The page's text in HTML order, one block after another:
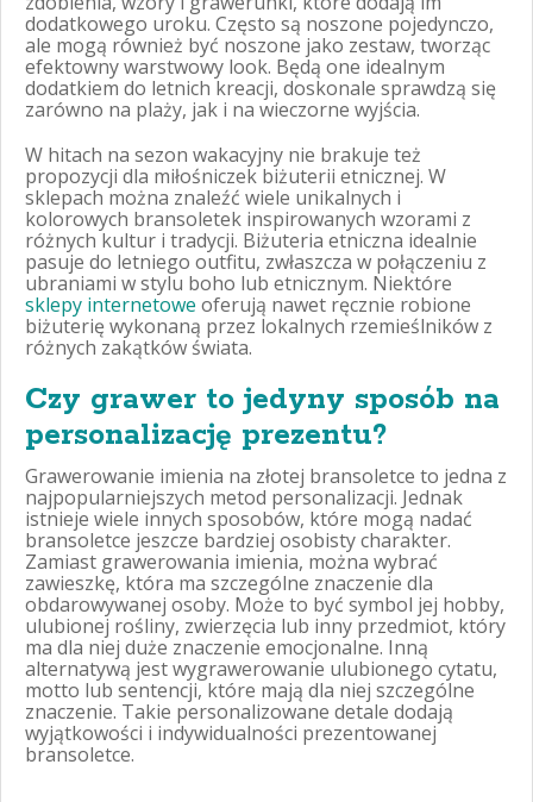
dodatkowego uroku. Często są noszone pojedynczo,
ale mogą również być noszone jako zestaw, tworząc
efektowny warstwowy look. Będą one idealnym
dodatkiem do letnich kreacji, doskonale sprawdzą się
zarówno na plaży, jak i na wieczorne wyjścia.
W hitach na sezon wakacyjny nie brakuje też
propozycji dla miłośniczek biżuterii etnicznej. W
sklepach można znaleźć wiele unikalnych i
kolorowych bransoletek inspirowanych wzorami z
różnych kultur i tradycji. Biżuteria etniczna idealnie
pasuje do letniego outfitu, zwłaszcza w połączeniu z
ubraniami w stylu boho lub etnicznym. Niektóre
sklepy internetowe oferują nawet ręcznie robione
biżuterię wykonaną przez lokalnych rzemieślników z
różnych zakątków świata.
Czy grawer to jedyny sposób na
personalizację prezentu?
Grawerowanie imienia na złotej bransoletce to jedna z
najpopularniejszych metod personalizacji. Jednak
istnieje wiele innych sposobów, które mogą nadać
bransoletce jeszcze bardziej osobisty charakter.
Zamiast grawerowania imienia, można wybrać
zawieszkę, która ma szczególne znaczenie dla
obdarowywanej osoby. Może to być symbol jej hobby,
ulubionej rośliny, zwierzęcia lub inny przedmiot, który
ma dla niej duże znaczenie emocjonalne. Inną
alternatywą jest wygrawerowanie ulubionego cytatu,
motto lub sentencji, które mają dla niej szczególne
znaczenie. Takie personalizowane detale dodają
wyjątkowości i indywidualności prezentowanej
bransoletce.